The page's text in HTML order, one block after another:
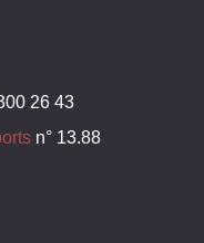
26 43
n° 13.88